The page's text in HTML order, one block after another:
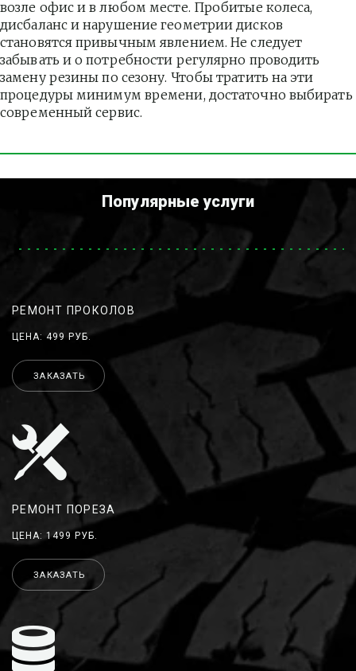
возле офис и в любом месте. Пробитые колеса,
дисбаланс и нарушение геометрии дисков
становятся привычным явлением. Не следует
забывать и о потребности регулярно проводить
замену резины по сезону. Чтобы тратить на эти
процедуры минимум времени, достаточно выбирать
современный сервис.
Популярные услуги
РЕМОНТ ПРОКОЛОВ
ЦЕНА: 499 РУБ.
ЗАКАЗАТЬ
РЕМОНТ ПОРЕЗА
ЦЕНА: 1499 РУБ.
ЗАКАЗАТЬ